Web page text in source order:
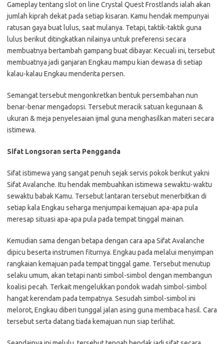
Gameplay tentang slot on line Crystal Quest Frostlands ialah akan
jumlah kiprah dekat pada setiap kisaran. Kamu hendak mempunyai
ratusan gaya buat lulus, saat mulanya. Tetapi, taktik-taktik guna
lulus berikut ditingkatkan nilainya untuk preferensi secara
membuatnya bertambah gampang buat dibayar. Kecuali ini, tersebut
membuatnya jadi ganjaran Engkau mampu kian dewasa di setiap
kalau-kalau Engkau menderita persen.
Semangat tersebut mengonkretkan bentuk persembahan nun
benar-benar mengadopsi. Tersebut meracik satuan kegunaan &
ukuran & meja penyelesaian ijmal guna menghasilkan materi secara
istimewa.
Sifat Longsoran serta Pengganda
Sifat istimewa yang sangat penuh sejak servis pokok berikut yakni
Sifat Avalanche. Itu hendak membuahkan istimewa sewaktu-waktu
sewaktu babak Kamu. Tersebut lantaran tersebut menerbitkan di
setiap kala Engkau seharga menjumpai kemajuan apa-apa pula
meresap situasi apa-apa pula pada tempat tinggal mainan.
Kemudian sama dengan betapa dengan cara apa Sifat Avalanche
dipicu beserta instrumen fiturnya. Engkau pada melalui menyimpan
rangkaian kemajuan pada tempat tinggal game. Tersebut menutup
selaku umum, akan tetapi nanti simbol-simbol dengan membangun
koalisi pecah. Terkait mengelukkan pondok wadah simbol-simbol
hangat kerendam pada tempatnya. Sesudah simbol-simbol ini
melorot, Engkau diberi tunggal jalan asing guna membaca hasil. Cara
tersebut serta datang tiada kemajuan nun siap terlihat.